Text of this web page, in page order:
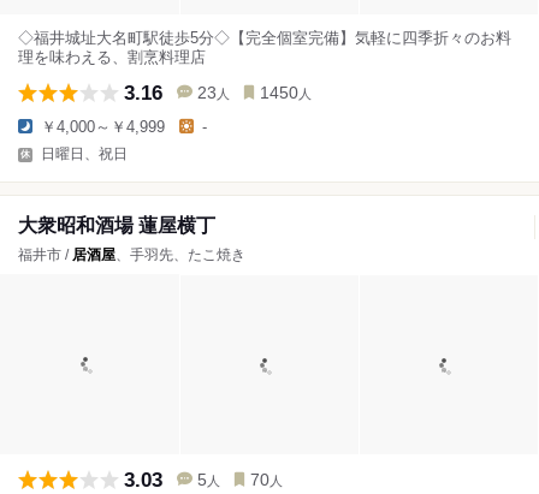
◇福井城址大名町駅徒歩5分◇【完全個室完備】気軽に四季折々のお料
理を味わえる、割烹料理店
3.16 23 人 1450 人
￥4,000～￥4,999 -
日曜日、祝日
大衆昭和酒場 蓮屋横丁
福井市 / 居酒屋、手羽先、たこ焼き
3.03 5 人 70 人